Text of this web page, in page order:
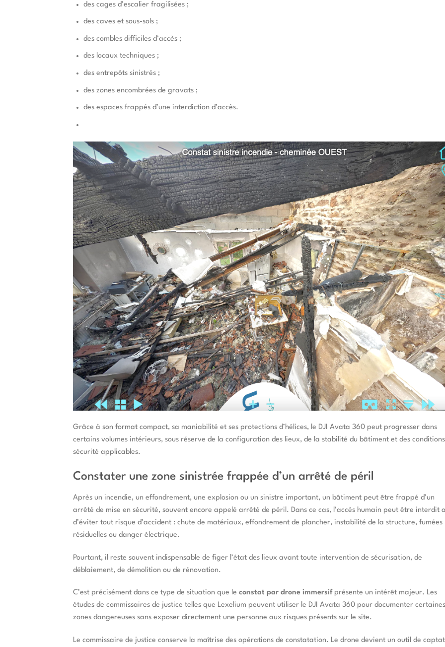
des cages d’escalier fragilisées ;
des caves et sous-sols ;
des combles difficiles d’accès ;
des locaux techniques ;
des entrepôts sinistrés ;
des zones encombrées de gravats ;
des espaces frappés d’une interdiction d’accès.
Grâce à son format compact, sa maniabilité et ses protections d’hélices, le DJI Avata 360 peut progresser dans
certains volumes intérieurs, sous réserve de la configuration des lieux, de la stabilité du bâtiment et des
sécurité applicables.
Constater une zone sinistrée frappée d’un arrêté de péril
Après un incendie, un effondrement, une explosion ou un sinistre important, un bâtiment peut être frappé d’un
arrêté de mise en sécurité, souvent encore appelé arrêté de péril. Dans ce cas, l’accès humain peut être interdit
d’éviter tout risque d’accident : chute de matériaux, effondrement de plancher, instabilité de la structure, fumées
résiduelles ou danger électrique.
Pourtant, il reste souvent indispensable de figer l’état des lieux avant toute intervention de sécurisation, de
déblaiement, de démolition ou de rénovation.
C’est précisément dans ce type de situation que le constat par drone immersif présente un intérêt majeur. Les
études de commissaires de justice telles que Lexelium peuvent utiliser le DJI Avata 360 pour documenter certaines
zones dangereuses sans exposer directement une personne aux risques présents sur le site.
Le commissaire de justice conserve la maîtrise des opérations de constatation. Le drone devient un outil de